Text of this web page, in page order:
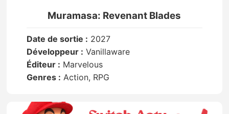
Muramasa: Revenant Blades
Date de sortie : 2027
Développeur : Vanillaware
Éditeur : Marvelous
Genres : Action, RPG